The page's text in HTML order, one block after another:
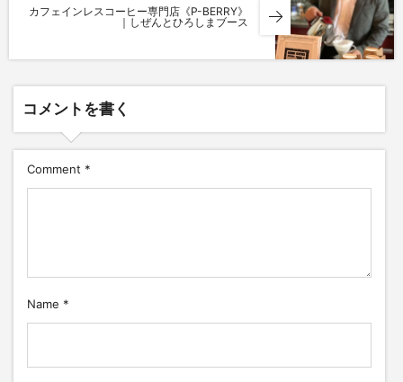
カフェインレスコーヒー専門店《P-BERRY》
｜しぜんとひろしまブース
コメントを書く
Comment *
Name *